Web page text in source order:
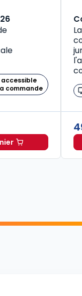
accessible
commande
Mémento Fiscal 2026 à TTC